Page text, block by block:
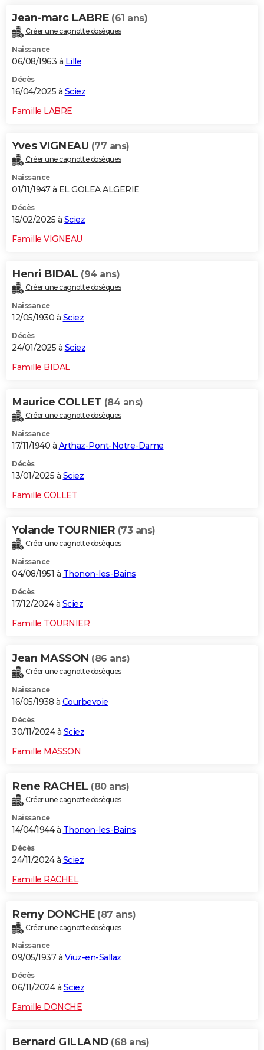
Jean-marc LABRE (61 ans)
Créer une cagnotte obsèques
Naissance
06/08/1963 à Lille
Décès
16/04/2025 à Sciez
Famille LABRE
Yves VIGNEAU (77 ans)
Créer une cagnotte obsèques
Naissance
01/11/1947 à EL GOLEA ALGERIE
Décès
15/02/2025 à Sciez
Famille VIGNEAU
Henri BIDAL (94 ans)
Créer une cagnotte obsèques
Naissance
12/05/1930 à Sciez
Décès
24/01/2025 à Sciez
Famille BIDAL
Maurice COLLET (84 ans)
Créer une cagnotte obsèques
Naissance
17/11/1940 à Arthaz-Pont-Notre-Dame
Décès
13/01/2025 à Sciez
Famille COLLET
Yolande TOURNIER (73 ans)
Créer une cagnotte obsèques
Naissance
04/08/1951 à Thonon-les-Bains
Décès
17/12/2024 à Sciez
Famille TOURNIER
Jean MASSON (86 ans)
Créer une cagnotte obsèques
Naissance
16/05/1938 à Courbevoie
Décès
30/11/2024 à Sciez
Famille MASSON
Rene RACHEL (80 ans)
Créer une cagnotte obsèques
Naissance
14/04/1944 à Thonon-les-Bains
Décès
24/11/2024 à Sciez
Famille RACHEL
Remy DONCHE (87 ans)
Créer une cagnotte obsèques
Naissance
09/05/1937 à Viuz-en-Sallaz
Décès
06/11/2024 à Sciez
Famille DONCHE
Bernard GILLAND (68 ans)